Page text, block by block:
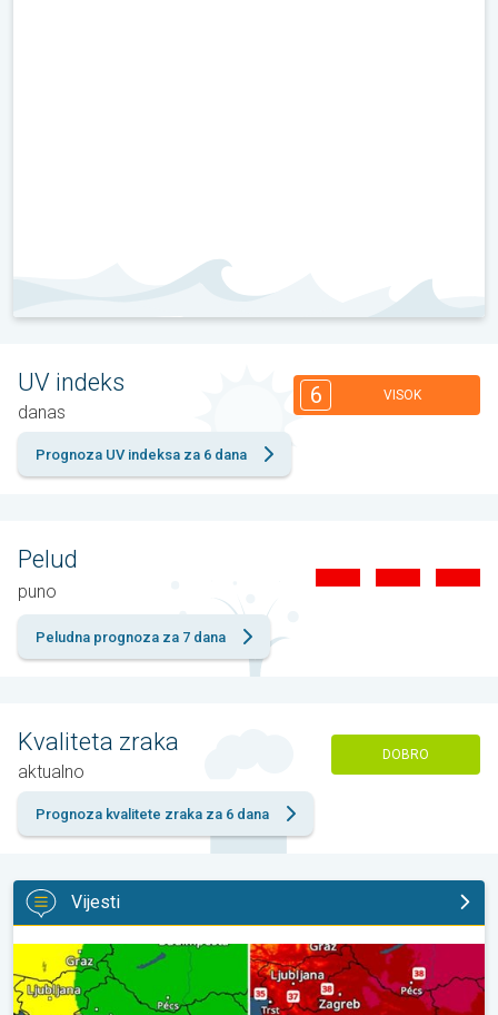
UV indeks
danas
6 VISOK
Prognoza UV indeksa za 6 dana
Pelud
puno
Peludna prognoza za 7 dana
Kvaliteta zraka
aktualno
DOBRO
Prognoza kvalitete zraka za 6 dana
Vijesti
Vrhunac toplinskog vala. Svježije u petak. Negdje stižu i